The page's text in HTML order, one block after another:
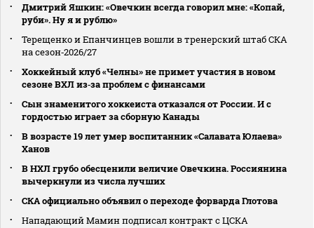
Дмитрий Яшкин: «Овечкин всегда говорил мне: «Копай,
руби». Ну я и рублю»
Терещенко и Епанчинцев вошли в тренерский штаб СКА
на сезон‑2026/27
Хоккейный клуб «Челны» не примет участия в новом
сезоне ВХЛ из‑за проблем с финансами
Сын знаменитого хоккеиста отказался от России. И с
гордостью играет за сборную Канады
В возрасте 19 лет умер воспитанник «Салавата Юлаева»
Ханов
В НХЛ грубо обесценили величие Овечкина. Россиянина
вычеркнули из числа лучших
СКА официально объявил о переходе форварда Глотова
Нападающий Мамин подписал контракт с ЦСКА